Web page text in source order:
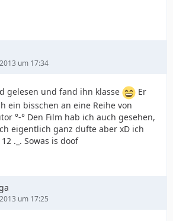
um 17:34
gelesen und fand ihn klasse
Er
ein bisschen an eine Reihe von
°-° Den Film hab ich auch gesehen,
eigentlich ganz dufte aber xD ich
._. Sowas is doof
um 17:25